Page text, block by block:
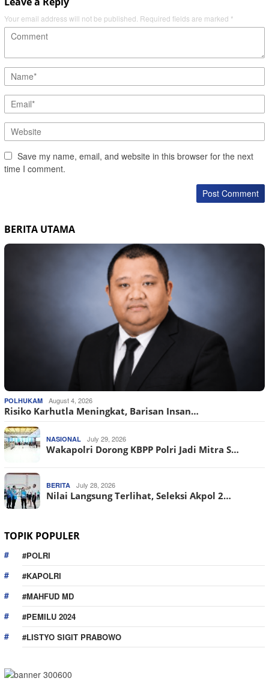
Your email address will not be published. Required fields are marked *
Save my name, email, and website in this browser for the next
time I comment.
BERITA UTAMA
POLHUKAM August 4, 2026
Risiko Karhutla Meningkat, Barisan Insan…
NASIONAL July 29, 2026
Wakapolri Dorong KBPP Polri Jadi Mitra S…
BERITA July 28, 2026
Nilai Langsung Terlihat, Seleksi Akpol 2…
TOPIK POPULER
#POLRI
#KAPOLRI
#MAHFUD MD
#PEMILU 2024
#LISTYO SIGIT PRABOWO